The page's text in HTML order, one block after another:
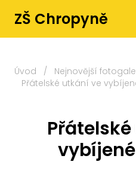
ZŠ Chropyně
Úvod / Nejnovější
Přátelské utkání ve